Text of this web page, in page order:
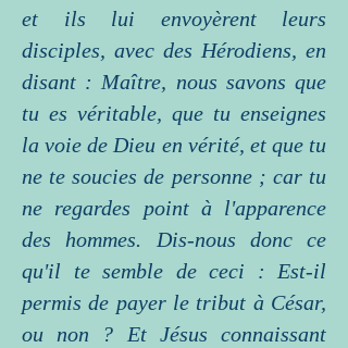
et ils lui envoyèrent leurs
disciples, avec des Hérodiens, en
disant : Maître, nous savons que
tu es véritable, que tu enseignes
la voie de Dieu en vérité, et que tu
ne te soucies de personne ; car tu
ne regardes point à l'apparence
des hommes. Dis-nous donc ce
qu'il te semble de ceci : Est-il
permis de payer le tribut à César,
ou non ? Et Jésus connaissant